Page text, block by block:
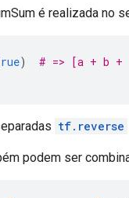
é realizada no
) # => [a + b
tf.reverse
podem ser